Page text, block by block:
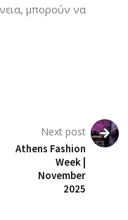
μπορούν να
Next post
Athens Fashion
Week |
November
2025